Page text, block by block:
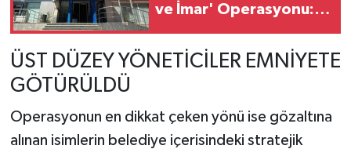
ve İmar' Operasyonu:
Gözaltında!
ÜST DÜZEY YÖNETİCİLER EMNİYETE
GÖTÜRÜLDÜ
Operasyonun en dikkat çeken yönü ise gözaltına
alınan isimlerin belediye içerisindeki stratejik